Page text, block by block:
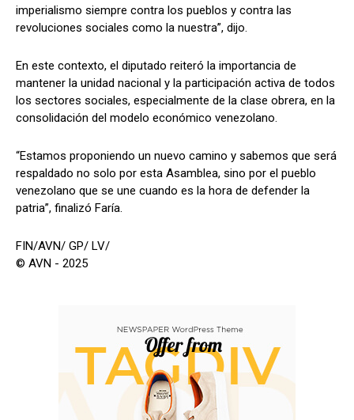
imperialismo siempre contra los pueblos y contra las
revoluciones sociales como la nuestra”, dijo.
En este contexto, el diputado reiteró la importancia de
mantener la unidad nacional y la participación activa de todos
los sectores sociales, especialmente de la clase obrera, en la
consolidación del modelo económico venezolano.
“Estamos proponiendo un nuevo camino y sabemos que será
respaldado no solo por esta Asamblea, sino por el pueblo
venezolano que se une cuando es la hora de defender la
patria”, finalizó Faría.
FIN/AVN/ GP/ LV/
© AVN - 2025